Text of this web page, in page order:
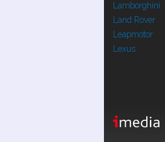
Lamborghini
Land Rover
Leapmotor
Lexus